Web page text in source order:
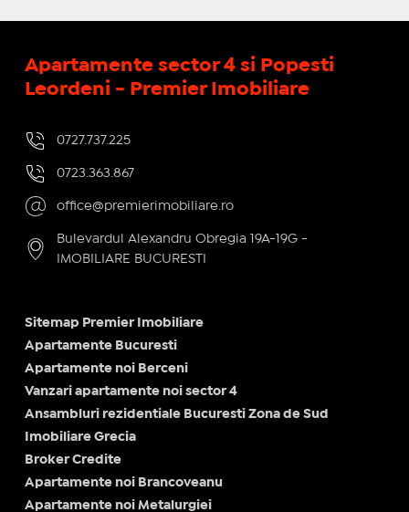
Apartamente sector 4 si Popesti
Leordeni - Premier Imobiliare
0727.737.225
0723.363.867
office@premierimobiliare.ro
Bulevardul Alexandru Obregia 19A-19G -
IMOBILIARE BUCURESTI
Sitemap Premier Imobiliare
Apartamente Bucuresti
Apartamente noi Berceni
Vanzari apartamente noi sector 4
Ansambluri rezidentiale Bucuresti Zona de Sud
Imobiliare Grecia
Broker Credite
Apartamente noi Brancoveanu
Apartamente noi Metalurgiei